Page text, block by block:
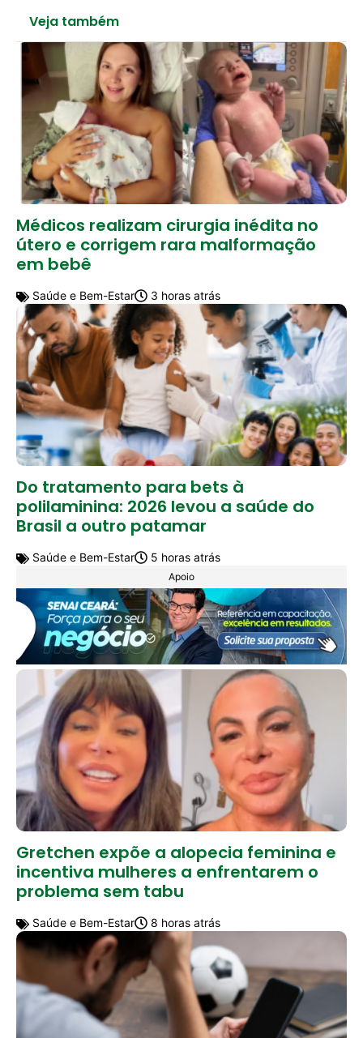
Veja também
Médicos realizam cirurgia inédita no
útero e corrigem rara malformação
em bebê
Saúde e Bem-Estar 3 horas atrás
Do tratamento para bets à
polilaminina: 2026 levou a saúde do
Brasil a outro patamar
Saúde e Bem-Estar 5 horas atrás
Apoio
Gretchen expõe a alopecia feminina e
incentiva mulheres a enfrentarem o
problema sem tabu
Saúde e Bem-Estar 8 horas atrás